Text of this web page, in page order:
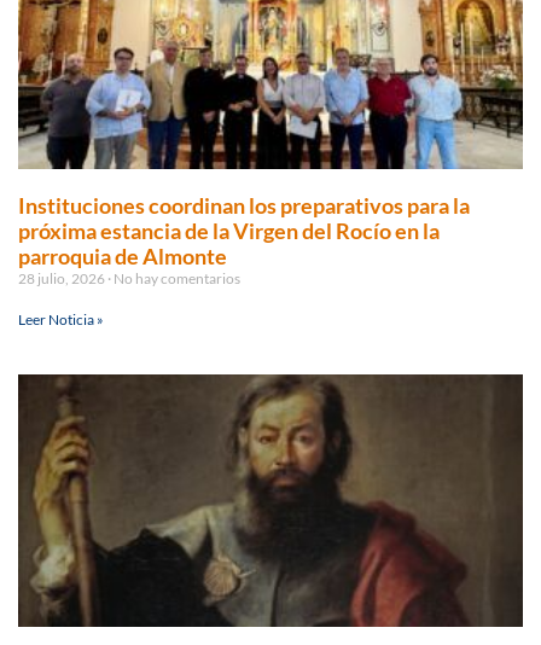
Instituciones coordinan los preparativos para la
próxima estancia de la Virgen del Rocío en la
parroquia de Almonte
28 julio, 2026 No hay comentarios
Leer Noticia »